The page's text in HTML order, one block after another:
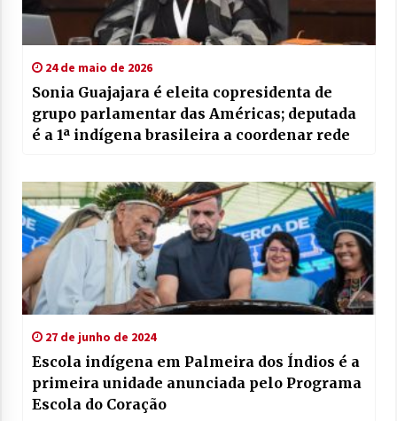
24 de maio de 2026
Sonia Guajajara é eleita copresidenta de
grupo parlamentar das Américas; deputada
é a 1ª indígena brasileira a coordenar rede
27 de junho de 2024
Escola indígena em Palmeira dos Índios é a
primeira unidade anunciada pelo Programa
Escola do Coração